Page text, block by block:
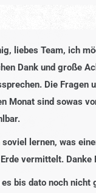
liebes Team, ich
Dank und große
Die Fragen
Monat sind sowas
soviel lernen, was
vermittelt. Danke
bis dato noch nicht